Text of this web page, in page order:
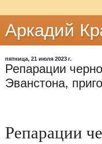
Аркадий
пятница, 21 июля 2023 г.
Репарации
Эванстона,
Репарации